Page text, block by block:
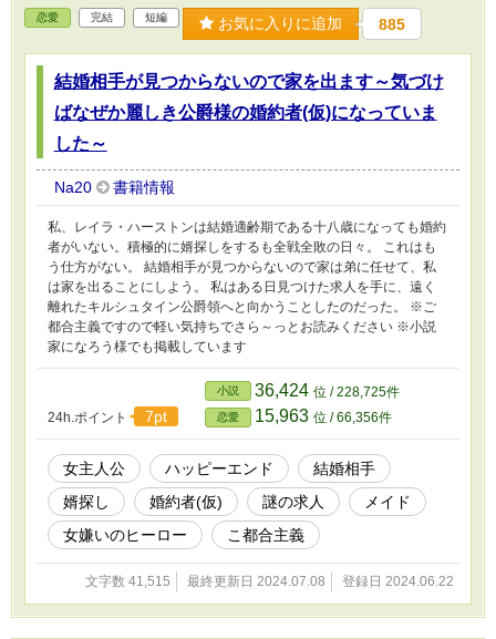
恋愛 完結 短編 お気に入りに追加 885
結婚相手が見つからないので家を出ます～気づけ
ばなぜか麗しき公爵様の婚約者(仮)になっていま
した～
Na20 書籍情報
私、レイラ・ハーストンは結婚適齢期である十八歳になっても婚約
者がいない。積極的に婿探しをするも全戦全敗の日々。 これはも
う仕方がない。 結婚相手が見つからないので家は弟に任せて、私
は家を出ることにしよう。 私はある日見つけた求人を手に、遠く
離れたキルシュタイン公爵領へと向かうことしたのだった。 ※ご
都合主義ですので軽い気持ちでさら～っとお読みください ※小説
家になろう様でも掲載しています
24h.ポイント 7pt
小説 36,424 位 / 228,725件
恋愛 15,963 位 / 66,356件
女主人公 ハッピーエンド
結婚相手
婿探し
婚約者(仮) 謎の求人
メイド
女嫌いのヒーロー
こ都合主義
文字数 41,515 最終更新日 2024.07.08 登録日 2024.06.22